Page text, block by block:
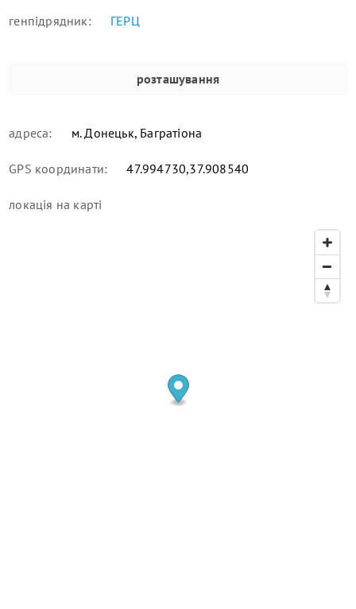
генпідрядник: ГЕРЦ
розташування
адреса: м. Донецьк, Багратіона
GPS координати: 47.994730,37.908540
локація на карті